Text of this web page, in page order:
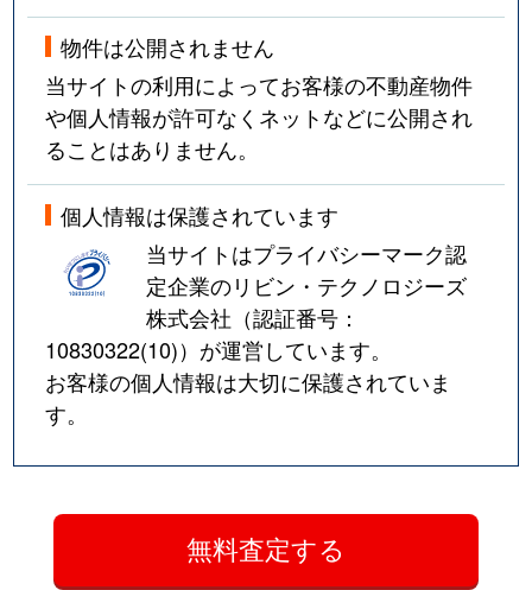
物件は公開されません
当サイトの利用によってお客様の不動産物件
や個人情報が許可なくネットなどに公開され
ることはありません。
個人情報は保護されています
当サイトはプライバシーマーク認
定企業のリビン・テクノロジーズ
株式会社（認証番号：
10830322(10)）が運営しています。
お客様の個人情報は大切に保護されていま
す。